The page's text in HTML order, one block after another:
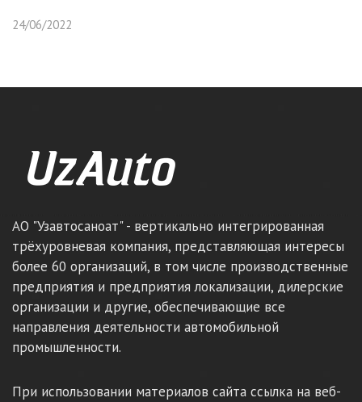
24/06/2022
АО "Узавтосаноат" - вертикально интегрированная
трёхуровневая компания, представляющая интересы
более 60 организаций, в том числе производственные
предприятия и предприятия локализации, дилерские
организации и другие, обеспечивающие все
направления деятельности автомобильной
промышленности.
При использовании материалов сайта ссылка на веб-